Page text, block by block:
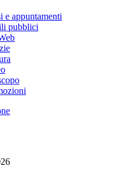
e appuntamenti
pubblici